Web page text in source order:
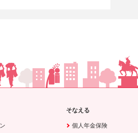
そなえる
個人年金保険